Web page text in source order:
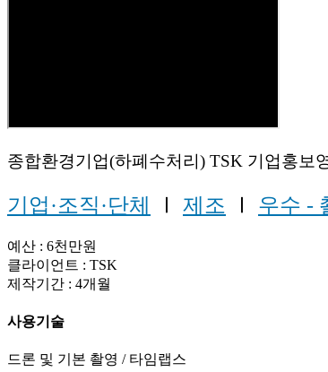
종합환경기업(하폐수처리) TSK 기업홍보
기업·조직·단체 Ⅰ 제조 Ⅰ 우수 -
예산 : 6천만원
클라이언트 : TSK
제작기간 : 4개월
사용기술
드론 및 기본 촬영 / 타임랩스